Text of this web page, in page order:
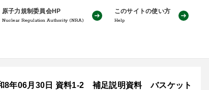
原子力規制委員会HP
Nuclear Regulation Authority (NRA)
このサイトの使い方
Help
8年06月30日 資料1-2 補足説明資料 バスケット